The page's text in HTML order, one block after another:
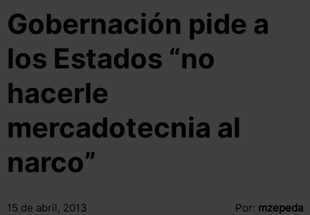
Gobernación pide a
los Estados “no
hacerle
mercadotecnia al
narco”
15 de abril, 2013 Por: mzepeda